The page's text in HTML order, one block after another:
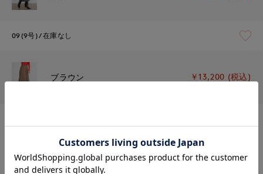
09(9号) 在庫なし
ブラウン ￥13,200 (税込)
在庫なし